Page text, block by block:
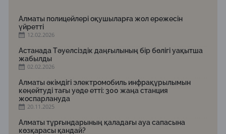
Алматы полицейлері оқушыларға жол ережесін
үйретті
12.02.2026
Астанада Тәуелсіздік даңғылының бір бөлігі уақытша
жабылды
02.02.2026
Алматы әкімдігі электромобиль инфрақұрылымын
кеңейтуді тағы уәде етті: 300 жаңа станция
жоспарлануда
20.11.2025
Алматы тұрғындарының қаладағы ауа сапасына
көзқарасы қандай?